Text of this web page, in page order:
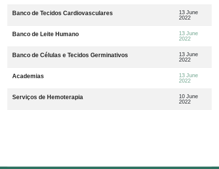
Banco de Tecidos Cardiovasculares
13 June
2022
Banco de Leite Humano
13 June
2022
Banco de Células e Tecidos Germinativos
13 June
2022
Academias
13 June
2022
Serviços de Hemoterapia
10 June
2022